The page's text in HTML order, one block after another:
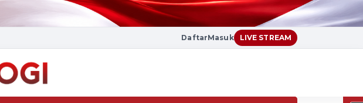
DaftarMasuk LIVE STREAM